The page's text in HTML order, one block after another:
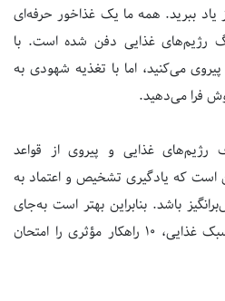
یاد ببرید. همه ما یک غذاخور حرفه‌ای
رژیم‌های غذایی دفن شده است. با
پیروی می‌کنید، اما با تغذیه شهودی به
فرا می‌دهید.
غذایی و پیروی از قواعد
است که یادگیری تشخیص و اعتماد به
باشد. بنابراین بهتر است به‌جای
غذایی، ۱۰راهکار مؤثری را امتحان